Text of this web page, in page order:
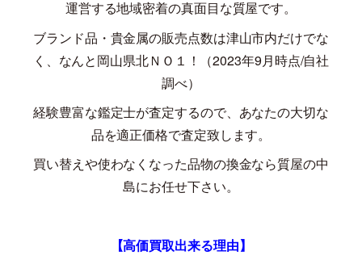
運営する地域密着の真面目な質屋です。
ブランド品・貴金属の販売点数は津山市内だけでな
く、なんと岡山県北ＮＯ１！（2023年9月時点/自社
調べ）
経験豊富な鑑定士が査定するので、あなたの大切な
品を適正価格で査定致します。
買い替えや使わなくなった品物の換金なら質屋の中
島にお任せ下さい。
【高価買取出来る理由】